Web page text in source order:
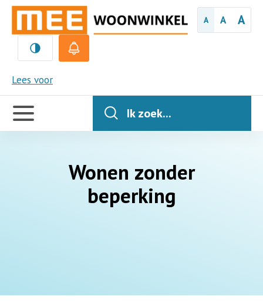
A A A
Lees voor
MEE
Handige
links
Ik zoek...
Wonen zonder
beperking